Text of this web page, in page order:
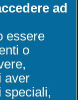
ad
essere
o
aver
speciali,